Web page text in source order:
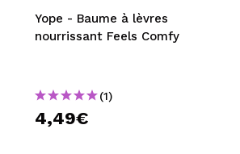
Yope - Baume à lèvres
nourrissant Feels Comfy
(1)
4,49€